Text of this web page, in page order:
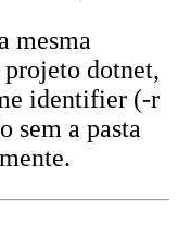
mesma
dotnet,
identifier (-r
sem a pasta